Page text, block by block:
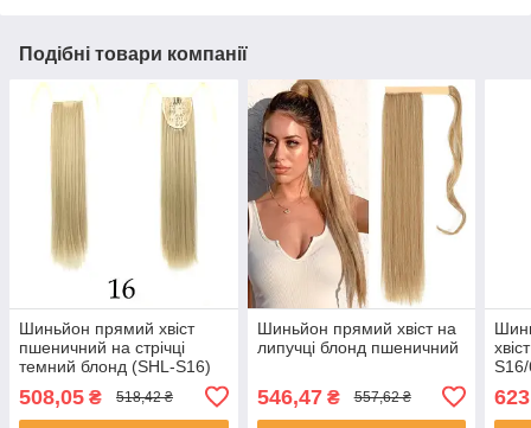
Подібні товари компанії
Шиньйон прямий хвіст
пшеничний на стрічці
темний блонд (SHL-S16)
508,05 ₴ 518,42 ₴
Шиньйон прямий хвіст на
липучці блонд пшеничний
546,47₴ 557,62 ₴